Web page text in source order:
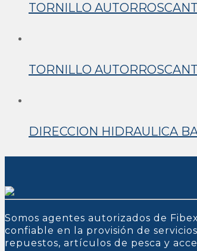
TORNILLO
TORNILLO
DIRECCION HIDRAULICA
Somos agentes autorizados de
confiable en la provisión de
repuestos, artículos de pesca y